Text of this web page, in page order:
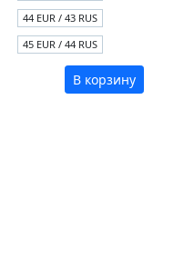
44 EUR / 43 RUS
45 EUR / 44 RUS
В корзину